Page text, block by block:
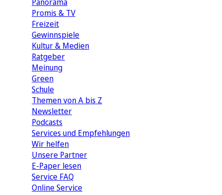
Promis & TV
Freizeit
Gewinnspiele
Kultur & Medien
Ratgeber
Meinung
Green
Schule
Themen von A bis Z
Newsletter
Podcasts
Services und Empfehlungen
Wir helfen
Unsere Partner
E-Paper lesen
Service FAQ
Online Service